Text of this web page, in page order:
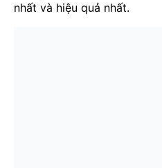
nhất và hiệu quả nhất.